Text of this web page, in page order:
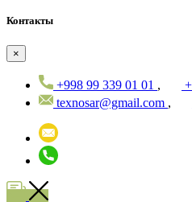
Контакты
×
+998 99 339 01 01 ,
texnosar@gmail.com ,